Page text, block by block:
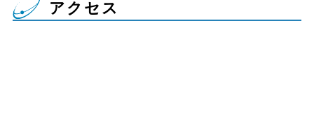
アクセス